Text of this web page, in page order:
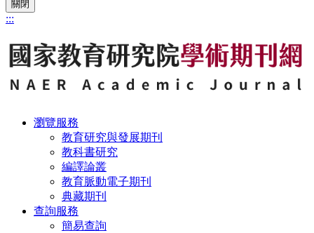
關閉
:::
瀏覽服務
教育研究與發展期刊
教科書研究
編譯論叢
教育脈動電子期刊
典藏期刊
查詢服務
簡易查詢